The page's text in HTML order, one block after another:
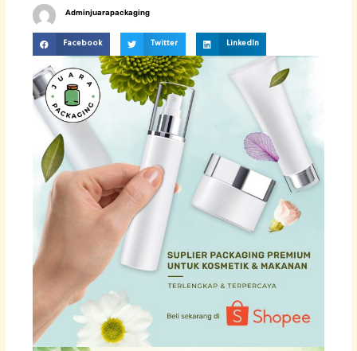
Adminjuarapackaging
Facebook Twitter LinkedIn